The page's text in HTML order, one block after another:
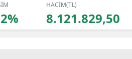
HACİM(TL)
8.121.829,50